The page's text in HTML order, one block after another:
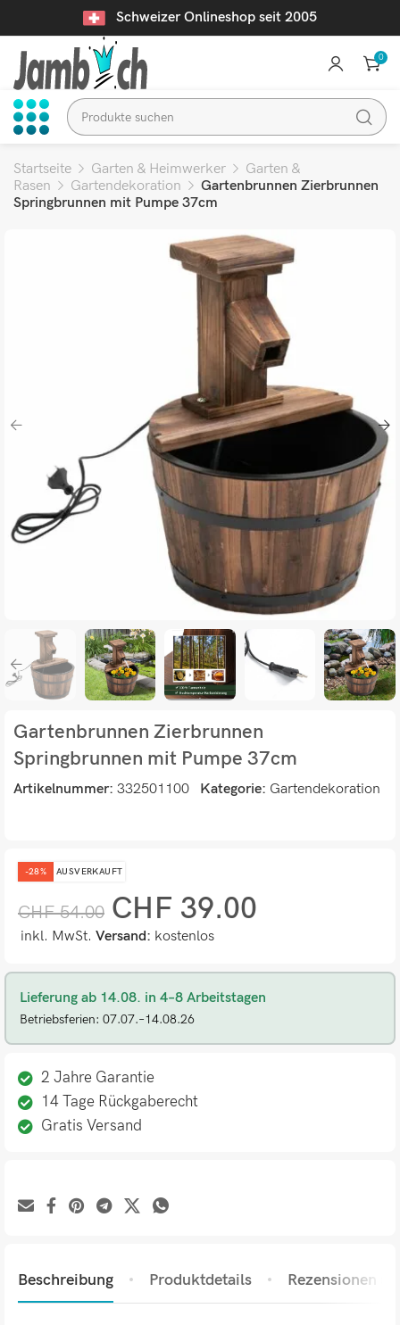
Schweizer Onlineshop seit 2005
0
Startseite Garten & Heimwerker
Garten &
Rasen
Gartendekoration
Gartenbrunnen Zierbrunnen
Springbrunnen mit Pumpe 37cm
Gartenbrunnen Zierbrunnen
Springbrunnen mit Pumpe 37cm
Artikelnummer: 332501100 Kategorie: Gartendekoration
-28% AUSVERKAUFT
CHF54.00 CHF 39.00
inkl. MwSt. Versand: kostenlos
Lieferung ab 14.08. in 4–8 Arbeitstagen
Betriebsferien: 07.07.–14.08.26
2 Jahre Garantie
14 Tage Rückgaberecht
Gratis Versand
Beschreibung Produktdetails Rezensionen (0)